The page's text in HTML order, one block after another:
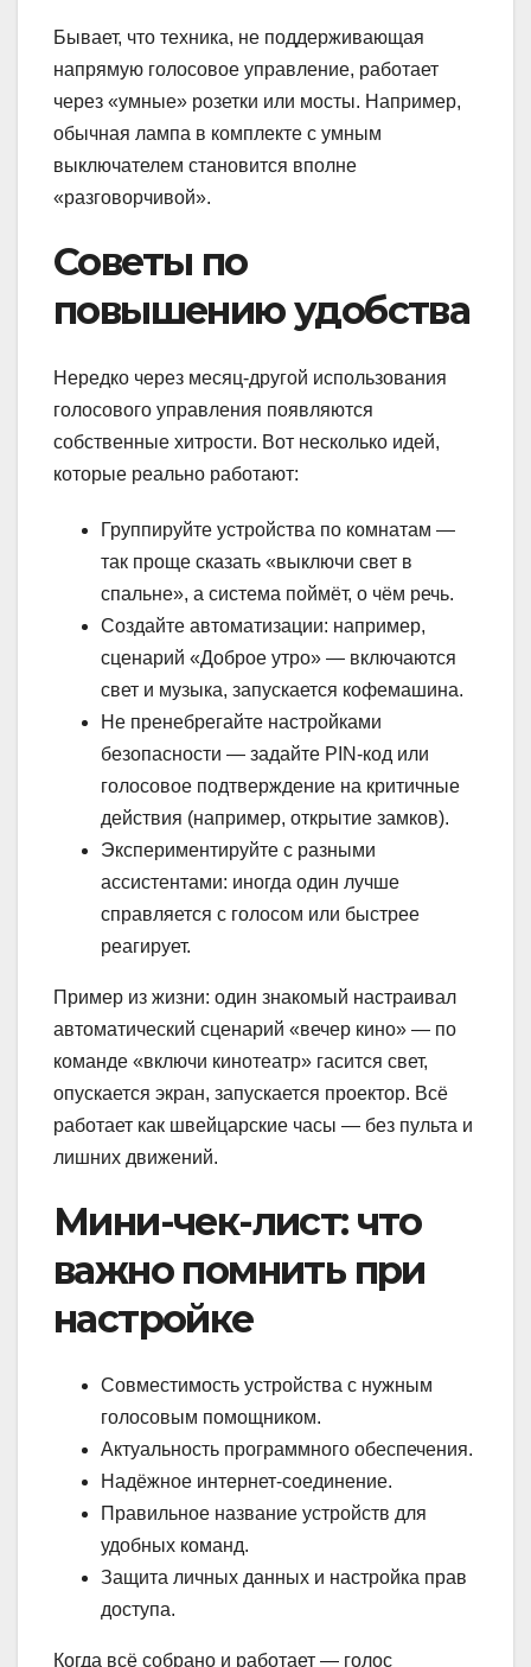
Бывает, что техника, не поддерживающая
напрямую голосовое управление, работает
через «умные» розетки или мосты. Например,
обычная лампа в комплекте с умным
выключателем становится вполне
«разговорчивой».
Советы по
повышению удобства
Нередко через месяц-другой использования
голосового управления появляются
собственные хитрости. Вот несколько идей,
которые реально работают:
Группируйте устройства по комнатам —
так проще сказать «выключи свет в
спальне», а система поймёт, о чём речь.
Создайте автоматизации: например,
сценарий «Доброе утро» — включаются
свет и музыка, запускается кофемашина.
Не пренебрегайте настройками
безопасности — задайте PIN-код или
голосовое подтверждение на критичные
действия (например, открытие замков).
Экспериментируйте с разными
ассистентами: иногда один лучше
справляется с голосом или быстрее
реагирует.
Пример из жизни: один знакомый настраивал
автоматический сценарий «вечер кино» — по
команде «включи кинотеатр» гасится свет,
опускается экран, запускается проектор. Всё
работает как швейцарские часы — без пульта и
лишних движений.
Мини-чек-лист: что
важно помнить при
настройке
Совместимость устройства с нужным
голосовым помощником.
Актуальность программного обеспечения.
Надёжное интернет-соединение.
Правильное название устройств для
удобных команд.
Защита личных данных и настройка прав
доступа.
Когда всё собрано и работает — голос